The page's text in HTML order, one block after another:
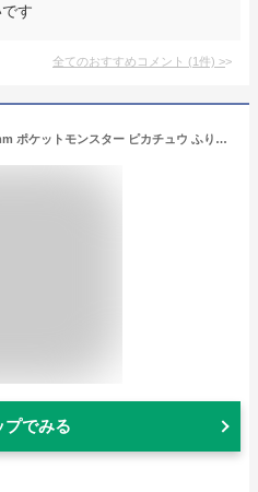
す
全てのおすすめコメント (1件) >
クルトガ シャープペン 0.5mm ポケットモンスター ピカチュウ ふりむき ポケモン キャラクター POKEMON カミオジャパン 三菱鉛筆 KURU TOGA 筆記用具 ペン グッズ 1000円ポッキリ
プでみる